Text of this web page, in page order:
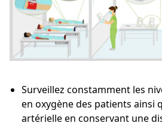
Surveillez constamment les
en oxygène des patients ainsi
artérielle en conservant une